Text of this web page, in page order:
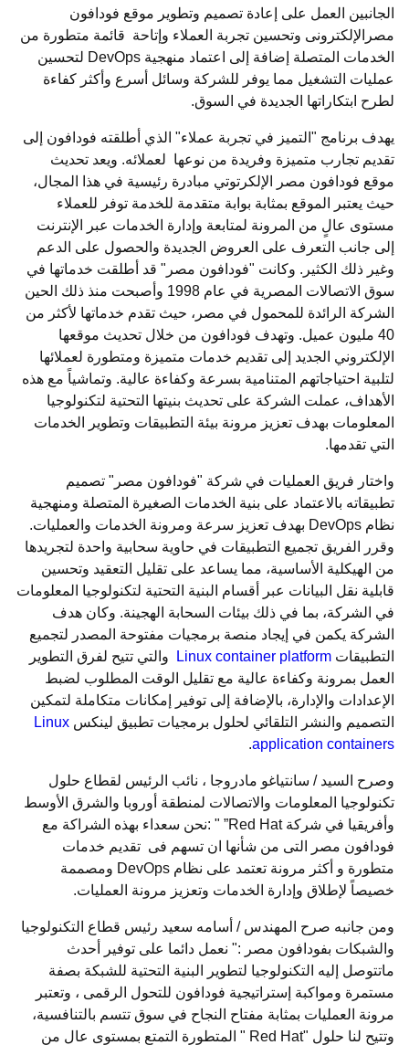
الجانبين العمل على إعادة تصميم وتطوير موقع فودافون
مصرالإلكترونى وتحسين تجربة العملاء وإتاحة قائمة متطورة من
الخدمات المتصلة إضافة إلى اعتماد منهجية DevOps لتحسين
عمليات التشغيل مما يوفر للشركة وسائل أسرع وأكثر كفاءة
لطرح ابتكاراتها الجديدة في السوق.
يهدف برنامج "التميز في تجربة عملاء" الذي أطلقته فودافون إلى
تقديم تجارب متميزة وفريدة من نوعها لعملائه. ويعد تحديث
موقع فودافون مصر الإلكرتوتي مبادرة رئيسية في هذا المجال،
حيث يعتبر الموقع بمثابة بوابة متقدمة للخدمة توفر للعملاء
مستوى عالٍ من المرونة لمتابعة وإدارة الخدمات عبر الإنترنت
إلى جانب التعرف على العروض الجديدة والحصول على الدعم
وغير ذلك الكثير. وكانت "فودافون مصر" قد أطلقت خدماتها في
سوق الاتصالات المصرية في عام 1998 وأصبحت منذ ذلك الحين
الشركة الرائدة للمحمول في مصر، حيث تقدم خدماتها لأكثر من
40 مليون عميل. وتهدف فودافون من خلال تحديث موقعها
الإلكتروني الجديد إلى تقديم خدمات متميزة ومتطورة لعملائها
لتلبية احتياجاتهم المتنامية بسرعة وكفاءة عالية. وتماشياً مع هذه
الأهداف، عملت الشركة على تحديث بنيتها التحتية لتكنولوجيا
المعلومات بهدف تعزيز مرونة بيئة التطبيقات وتطوير الخدمات
التي تقدمها.
واختار فريق العمليات في شركة "فودافون مصر" تصميم
تطبيقاته بالاعتماد على بنية الخدمات الصغيرة المتصلة ومنهجية
نظام DevOps بهدف تعزيز سرعة ومرونة الخدمات والعمليات.
وقرر الفريق تجميع التطبيقات في حاوية سحابية واحدة لتجريدها
من الهيكلية الأساسية، مما يساعد على تقليل التعقيد وتحسين
قابلية نقل البيانات عبر أقسام البنية التحتية لتكنولوجيا المعلومات
في الشركة، بما في ذلك بيئات السحابة الهجينة. وكان هدف
الشركة يكمن في إيجاد منصة برمجيات مفتوحة المصدر لتجميع
التطبيقاتLinux container platform
والتي تتيح لفرق التطوير
العمل بمرونة وكفاءة عالية مع تقليل الوقت المطلوب لضبط
الإعدادات والإدارة، بالإضافة إلى توفير إمكانات متكاملة لتمكين
التصميم والنشر التلقائي لحلول برمجيات تطبيق لينكسLinux
application containers
.
وصرح السيد / سانتياغو مادروجا ، نائب الرئيس لقطاع حلول
تكنولوجيا المعلومات والاتصالات لمنطقة أوروبا والشرق الأوسط
وأفريقيا في شركة Red Hat” " :نحن سعداء بهذه الشراكة مع
فودافون مصر التى من شأنها ان تسهم فى تقديم خدمات
متطورة و أكثر مرونة تعتمد على نظام DevOps ومصممة
خصيصاً لإطلاق وإدارة الخدمات وتعزيز مرونة العمليات.
ومن جانبه صرح المهندس / أسامه سعيد رئيس قطاع التكنولوجيا
والشبكات بفودافون مصر :" نعمل دائما على توفير أحدث
ماتتوصل إليه التكنولوجيا لتطوير البنية التحتية للشبكة بصفة
مستمرة ومواكبة إستراتيجية فودافون للتحول الرقمى ، وتعتبر
مرونة العمليات بمثابة مفتاح النجاح في سوق تتسم بالتنافسية،
وتتيح لنا حلول "Red Hat " المتطورة التمتع بمستوى عالٍ من